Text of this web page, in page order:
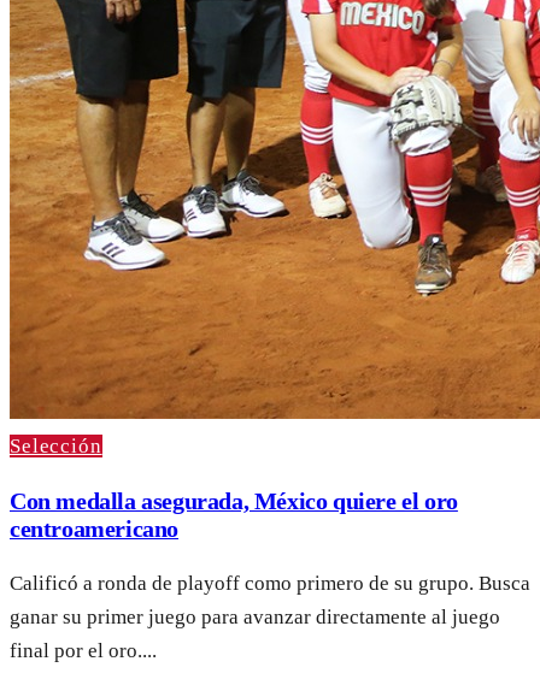
Selección
Con medalla asegurada, México quiere el oro
centroamericano
Calificó a ronda de playoff como primero de su grupo. Busca
ganar su primer juego para avanzar directamente al juego
final por el oro....